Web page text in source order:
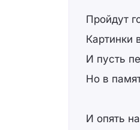
Пройдут
Картинки
И пусть
Но в
И опять